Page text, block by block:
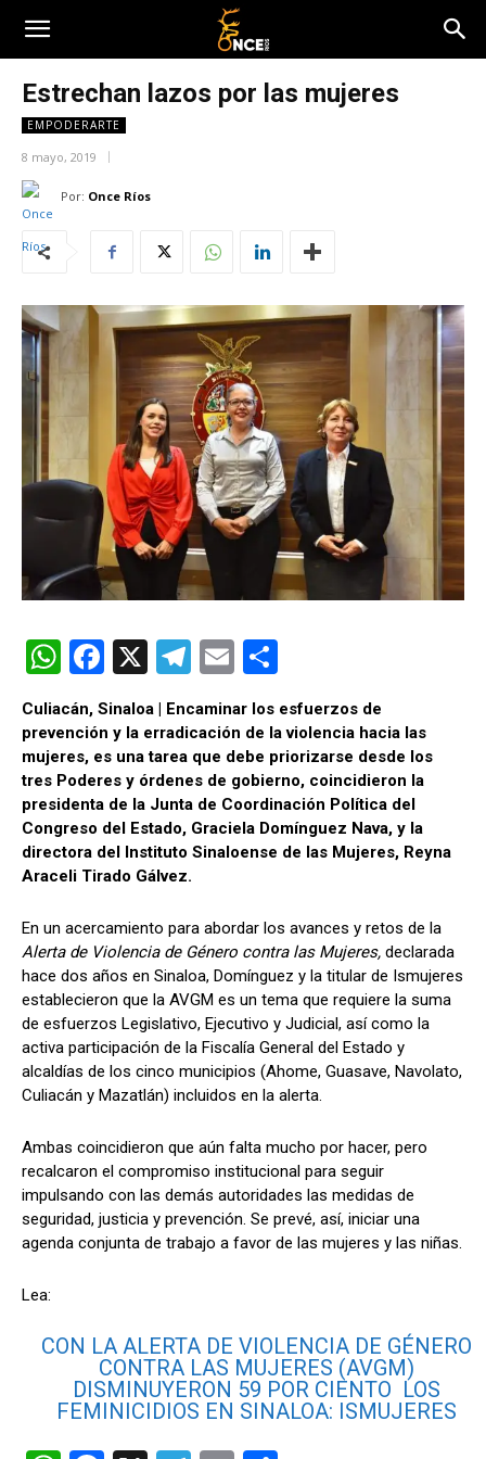
Estrechan lazos por las mujeres
EMPODERARTE
8 mayo, 2019
Por: Once Ríos
W
h
at
s
A
p
p
F
a
ce
b
o
o
k
X
T
e
gr
a
m
E
m
ail m
p
ar
tir
Culiacán, Sinaloa | Encaminar los esfuerzos de
prevención y la erradicación de la violencia hacia las
mujeres, es una tarea que debe priorizarse desde los
tres Poderes y órdenes de gobierno, coincidieron la
presidenta de la Junta de Coordinación Política del
Congreso del Estado, Graciela Domínguez Nava, y la
directora del Instituto Sinaloense de las Mujeres, Reyna
Araceli Tirado Gálvez.
En un acercamiento para abordar los avances y retos de la
Alerta de Violencia de Género contra las Mujeres, declarada
hace dos años en Sinaloa, Domínguez y la titular de Ismujeres
establecieron que la AVGM es un tema que requiere la suma
de esfuerzos Legislativo, Ejecutivo y Judicial, así como la
activa participación de la Fiscalía General del Estado y
alcaldías de los cinco municipios (Ahome, Guasave, Navolato,
Culiacán y Mazatlán) incluidos en la alerta.
Ambas coincidieron que aún falta mucho por hacer, pero
recalcaron el compromiso institucional para seguir
impulsando con las demás autoridades las medidas de
seguridad, justicia y prevención. Se prevé, así, iniciar una
agenda conjunta de trabajo a favor de las mujeres y las niñas.
Lea:
CON LA ALERTA DE VIOLENCIA DE GÉNERO
CONTRA LAS MUJERES (AVGM)
DISMINUYERON 59 POR CIENTO LOS
FEMINICIDIOS EN SINALOA: ISMUJERES